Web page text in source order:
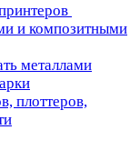
и композитными
металлами
плоттеров,